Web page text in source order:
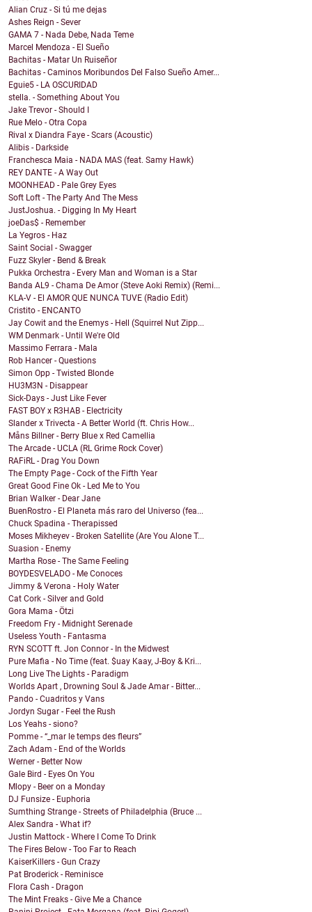
Alian Cruz - Si tú me dejas
Ashes Reign - Sever
GAMA 7 - Nada Debe, Nada Teme
Marcel Mendoza - El Sueño
Bachitas - Matar Un Ruiseñor
Bachitas - Caminos Moribundos Del Falso Sueño Amer...
Eguie5 - LA OSCURIDAD
stella. - Something About You
Jake Trevor - Should I
Rue Melo - Otra Copa
Rival x Diandra Faye - Scars (Acoustic)
Alibis - Darkside
Franchesca Maia - NADA MAS (feat. Samy Hawk)
REY DANTE - A Way Out
MOONHEAD - Pale Grey Eyes
Soft Loft - The Party And The Mess
JustJoshua. - Digging In My Heart
joeDas$ - Remember
La Yegros - Haz
Saint Social - Swagger
Fuzz Skyler - Bend & Break
Pukka Orchestra - Every Man and Woman is a Star
Banda AL9 - Chama De Amor (Steve Aoki Remix) (Remi...
KLA-V - El AMOR QUE NUNCA TUVE (Radio Edit)
Cristito - ENCANTO
Jay Cowit and the Enemys - Hell (Squirrel Nut Zipp...
WM Denmark - Until We're Old
Massimo Ferrara - Mala
Rob Hancer - Questions
Simon Opp - Twisted Blonde
HU3M3N - Disappear
Sick-Days - Just Like Fever
FAST BOY x R3HAB - Electricity
Slander x Trivecta - A Better World (ft. Chris How...
Måns Billner - Berry Blue x Red Camellia
The Arcade - UCLA (RL Grime Rock Cover)
RAFiRL - Drag You Down
The Empty Page - Cock of the Fifth Year
Great Good Fine Ok - Led Me to You
Brian Walker - Dear Jane
BuenRostro - El Planeta más raro del Universo (fea...
Chuck Spadina - Therapissed
Moses Mikheyev - Broken Satellite (Are You Alone T...
Suasion - Enemy
Martha Rose - The Same Feeling
BOYDESVELADO - Me Conoces
Jimmy & Verona - Holy Water
Cat Cork - Silver and Gold
Gora Mama - Ötzi
Freedom Fry - Midnight Serenade
Useless Youth - Fantasma
RYN SCOTT ft. Jon Connor - In the Midwest
Pure Mafia - No Time (feat. $uay Kaay, J-Boy & Kri...
Long Live The Lights - Paradigm
Worlds Apart , Drowning Soul & Jade Amar - Bitter...
Pando - Cuadritos y Vans
Jordyn Sugar - Feel the Rush
Los Yeahs - siono?
Pomme - “_mar le temps des fleurs”
Zach Adam - End of the Worlds
Werner - Better Now
Gale Bird - Eyes On You
Mlopy - Beer on a Monday
DJ Funsize - Euphoria
Sumthing Strange - Streets of Philadelphia (Bruce ...
Alex Sandra - What if?
Justin Mattock - Where I Come To Drink
The Fires Below - Too Far to Reach
KaiserKillers - Gun Crazy
Pat Broderick - Reminisce
Flora Cash - Dragon
The Mint Freaks - Give Me a Chance